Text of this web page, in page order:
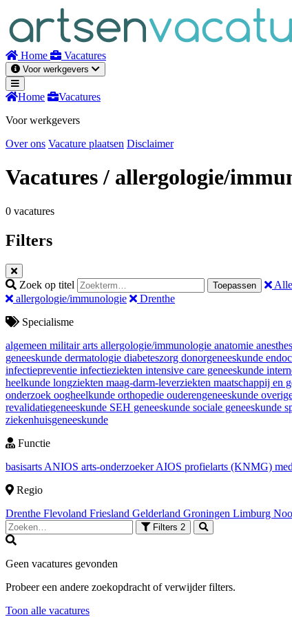
inhoud
Home Vacatures
Voor werkgevers
Home
Vacatures
Voor werkgevers
Over ons Vacature plaatsen Disclaimer
Vacatures/ allergologie/
0 vacatures
Filters
Zoek op titel Toepassen
allergologie/immunologie
Drenthe
Specialisme
algemeen militair arts allergologie/immunologie anatomie
geneeskunde dermatologie diabeteszorg donorgeneeskunde
infectiepreventie infectieziekten intensive care geneeskunde
heelkunde longziekten maag-darm-leverziekten maatschappij en
onderzoek oogheelkunde orthopedie ouderengeneeskunde
revalidatiegeneeskunde SEH geneeskunde sociale geneeskunde
ziekenhuisgeneeskunde
Functie
basisarts ANIOS arts-onderzoekerAIOS profielarts (KNMG)
Regio
Drenthe Flevoland Friesland Gelderland Groningen Limburg
Filters 2
Geen vacatures gevonden
Probeer een andere zoekopdracht of verwijder filters.
Toon alle vacatures